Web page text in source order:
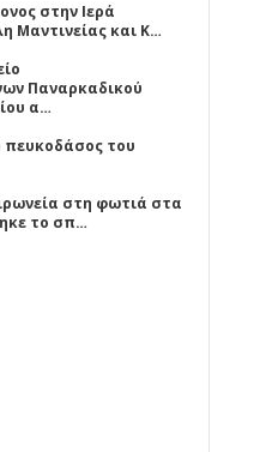
στην Ιερά
Μαντινείας και Κ…
Παναρκαδικού
α…
πευκοδάσος του
στη φωτιά στα
το σπ…